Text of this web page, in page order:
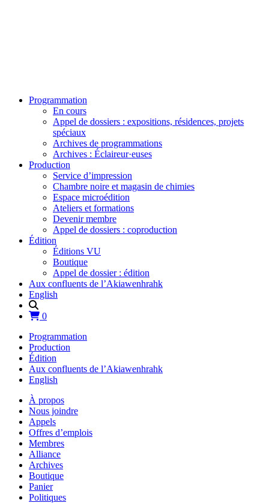
Programmation
En cours
Appel de dossiers : expositions, résidences, projets
spéciaux
Archives de programmations
Archives : Éclaireur·euses
Production
Service d’impression
Chambre noire et magasin de chimies
Espace microédition
Ateliers et formations
Devenir membre
Appel de dossiers : coproduction
Édition
Éditions VU
Boutique
Appel de dossier : édition
Aux confluents de l’Akiawenhrahk
English
0
Programmation
Production
Édition
Aux confluents de l’Akiawenhrahk
English
À propos
Nous joindre
Appels
Offres d’emplois
Membres
Alliance
Archives
Boutique
Panier
Politiques